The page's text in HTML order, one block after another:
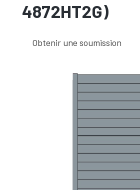
4872HT2G)
Obtenir une soumission